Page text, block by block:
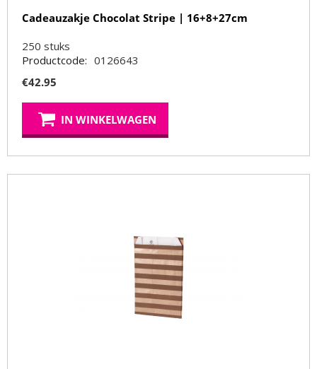
Cadeauzakje Chocolat Stripe | 16+8+27cm
250 stuks
Productcode: 0126643
€42.95
IN WINKELWAGEN